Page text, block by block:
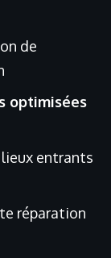
de
optimisées
entrants
réparation